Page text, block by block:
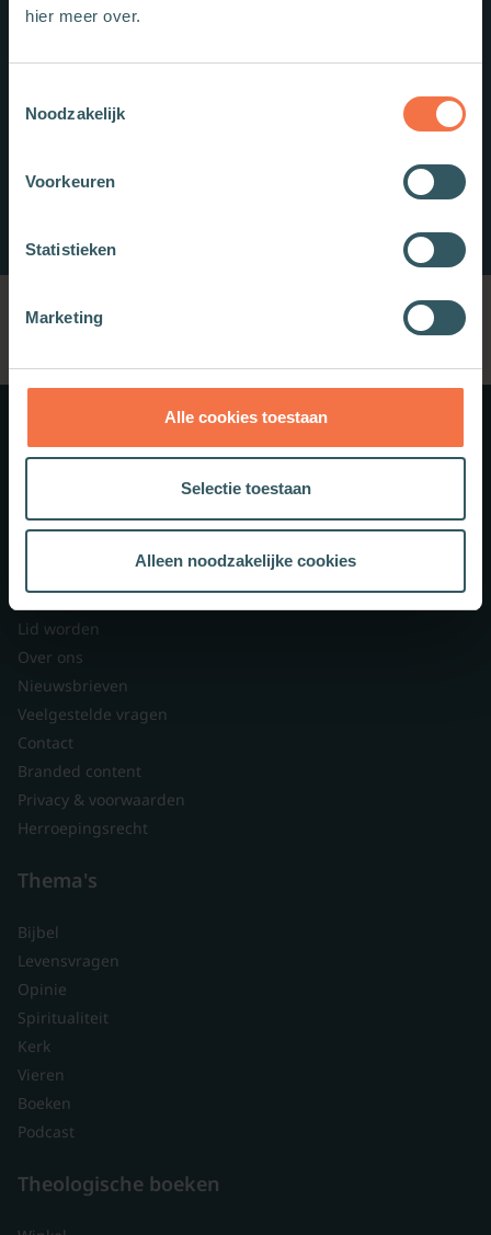
hier meer over.
Noodzakelijk
Voorkeuren
Statistieken
Marketing
Alle cookies toestaan
Selectie toestaan
Alleen noodzakelijke cookies
Meer weten?
Schrijf je in voor onze nieuwsbrief.
Lid worden
Over ons
Nieuwsbrieven
Veelgestelde vragen
Contact
Branded content
Privacy & voorwaarden
Herroepingsrecht
Thema's
Bijbel
Levensvragen
Opinie
Spiritualiteit
Kerk
Vieren
Boeken
Podcast
Theologische boeken